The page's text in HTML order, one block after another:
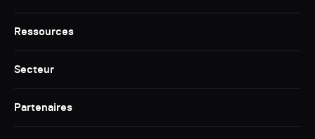
Ressources
Secteur
Partenaires